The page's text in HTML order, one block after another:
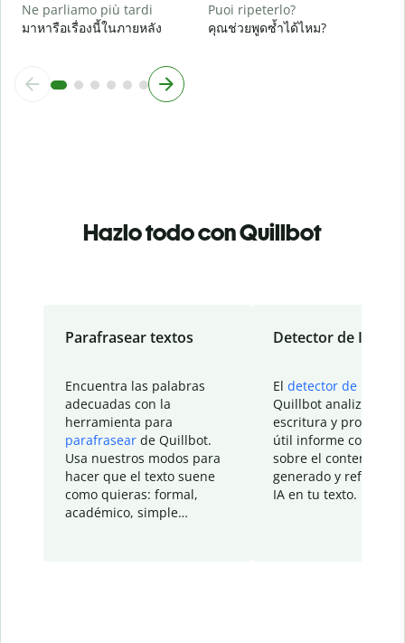
Ne parliamo più tardi
มาหารือเรื่องนี้ในภายหลัง
Puoi ripeterlo?
คุณช่วยพูดซ้ำได้ไหม?
Hazlo todo con Quillbot
Parafrasear textos
Encuentra las palabras
adecuadas con la
herramienta para
parafrasear de Quillbot.
Usa nuestros modos para
hacer que el texto suene
como quieras: formal,
académico, simple…
Detector de IA
El detector de IA
Quillbot analiza tu
escritura y
útil informe con
sobre el contenido
generado y refinado
IA en tu texto.